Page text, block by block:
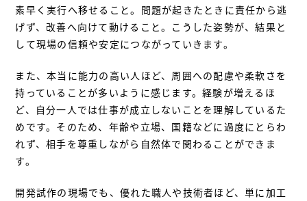
素早く実行へ移せること。問題が起きたときに責任から逃
げず、改善へ向けて動けること。こうした姿勢が、結果と
して現場の信頼や安定につながっていきます。
また、本当に能力の高い人ほど、周囲への配慮や柔軟さを
持っていることが多いように感じます。経験が増えるほ
ど、自分一人では仕事が成立しないことを理解しているた
めです。そのため、年齢や立場、国籍などに過度にとらわ
れず、相手を尊重しながら自然体で関わることができま
す。
開発試作の現場でも、優れた職人や技術者ほど、単に加工